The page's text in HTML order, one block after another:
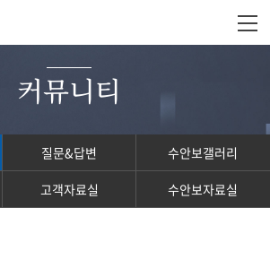
커뮤니티
질문&답변 수안보갤러리
고객자료실 수안보자료실